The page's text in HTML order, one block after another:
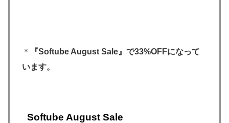
＊
『Softube August Sale』で33%OFFになって
います。
Softube August Sale